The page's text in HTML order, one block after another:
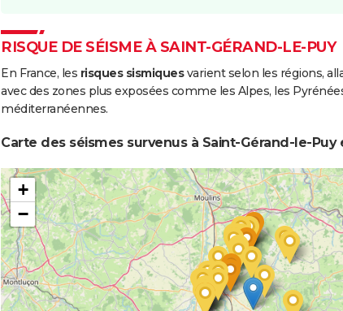
RISQUE DE SÉISME À SAINT-GÉRAND-LE-PUY
En France, les risques sismiquesvarient selon les régions,
avec des zones plus exposées comme les Alpes, les
méditerranéennes.
Carte des séismes survenus à Saint-Gérand-le-Puy
+
−